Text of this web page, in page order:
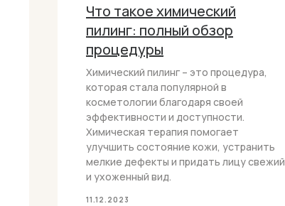
Что такое химический
пилинг: полный обзор
процедуры
Химический пилинг – это процедура,
которая стала популярной в
косметологии благодаря своей
эффективности и доступности.
Химическая терапия помогает
улучшить состояние кожи, устранить
мелкие дефекты и придать лицу свежий
и ухоженный вид.
11.12.2023